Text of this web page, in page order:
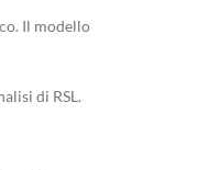
Il modello
di RSL.